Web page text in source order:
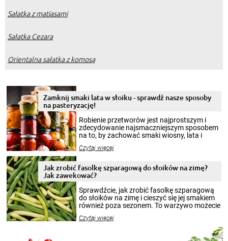
Sałatka z matiasami
Sałatka Cezara
Orientalna sałatka z komosą
Zamknij smaki lata w słoiku - sprawdź nasze sposoby
na pasteryzację!
Robienie przetworów jest najprostszym i
zdecydowanie najsmaczniejszym sposobem
na to, by zachować smaki wiosny, lata i
krajobrazów, by cieszyć nimi oko w sezonie
pełni poczuć atmosferę cieplejszych
miesięcy. Przygotowanie słoików ze
smakowitą zawartością musi obejmować
patenty, które pozwolą zachować świeżość
przetworów.
Czytaj więcej
Jak zrobić fasolkę szparagową do słoików na zimę?
Jak zawekować?
Sprawdźcie, jak zrobić fasolkę szparagową
do słoików na zimę i cieszyć się jej smakiem
również poza sezonem. To warzywo możecie
nasze propozycje!
Czytaj więcej